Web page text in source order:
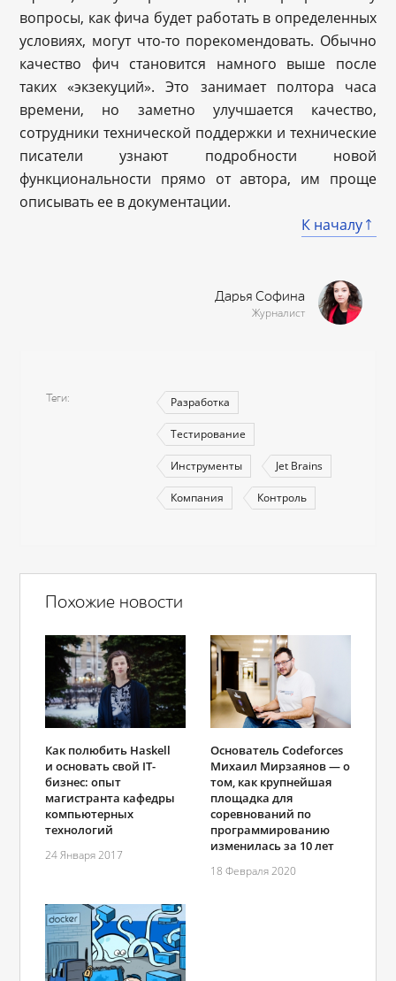
вопросы, как фича будет работать в определенных
условиях, могут что-то порекомендовать. Обычно
качество фич становится намного выше после
таких «экзекуций». Это занимает полтора часа
времени, но заметно улучшается качество,
сотрудники технической поддержки и технические
писатели узнают подробности новой
функциональности прямо от автора, им проще
описывать ее в документации.
К началу
Дарья Софина
Журналист
Теги Разработка
Тестирование
Инструменты Jet Brains
Компания Контроль
Похожие новости
Как полюбить Haskell
и основать свой IT-
бизнес: опыт
магистранта кафедры
компьютерных
технологий
24 Января 2017
Основатель Codeforces
Михаил Мирзаянов — о
том, как крупнейшая
площадка для
соревнований по
программированию
изменилась за 10 лет
18 Февраля 2020